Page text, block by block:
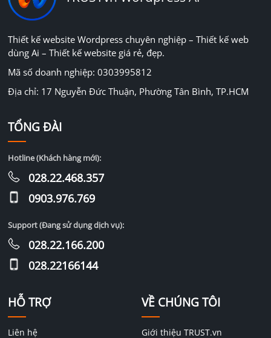
Thiết kế website Wordpress chuyên nghiệp – Thiết kế web
dùng Ai – Thiết kế website giá rẻ, đẹp.
Mã số doanh nghiệp: 0303995812
Địa chỉ: 17 Nguyễn Đức Thuận, Phường Tân Bình, TP.HCM
HỖ TRỢ
Liên hệ
VỀ CHÚNG TÔI
Giới thiệu TRUST.vn
TỔNG ĐÀI
Hotline (Khách hàng mới):
028.22.468.357
0903.976.769
Support (Đang sử dụng dịch vụ):
028.22.166.200
028.22166144